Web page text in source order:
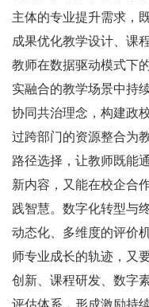
主体的专业提升需求，
成果优化教学设计、课
教师在数据驱动模式下
实融合的教学场景中持
协同共治理念，构建政
过跨部门的资源整合为
路径选择，让教师既能
新内容，又能在校企合
践智慧。数字化转型与
动态化、多维度的评价
师专业成长的轨迹，又
创新、课程研发、数字
评估体系，形成激励持